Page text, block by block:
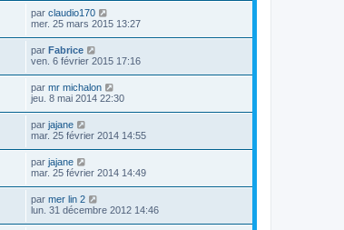
par claudio170
mer. 25 mars 2015 13:27
par Fabrice
ven. 6 février 2015 17:16
par mr michalon
jeu. 8 mai 2014 22:30
par jajane
mar. 25 février 2014 14:55
par jajane
mar. 25 février 2014 14:49
par mer lin 2
lun. 31 décembre 2012 14:46